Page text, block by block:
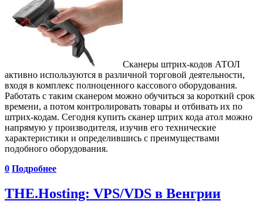
Сканеры штрих-кодов АТОЛ
активно используются в различной торговой деятельности,
входя в комплекс полноценного кассового оборудования.
Работать с таким сканером можно обучиться за короткий срок
времени, а потом контролировать товары и отбивать их по
штрих-кодам. Сегодня купить сканер штрих кода атол можно
напрямую у производителя, изучив его технические
характеристики и определившись с преимуществами
подобного оборудования.
0 Подробнее
THE.Hosting: VPS/VDS в Венгрии